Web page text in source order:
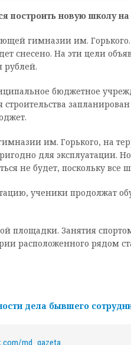
построить новую школу
гимназии им.
снесено. На эти цели
рублей.
бюджетное
им. Горького, на
для эксплуатации.
не будет, поскольку все
ученики продолжат
площадки. Занятия
расположенного рядом
дела бывшего
md_gazeta